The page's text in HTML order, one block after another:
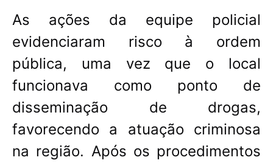
As ações da equipe policial
evidenciaram risco à ordem
pública, uma vez que o local
funcionava como ponto de
disseminação de drogas,
favorecendo a atuação criminosa
na região. Após os procedimentos